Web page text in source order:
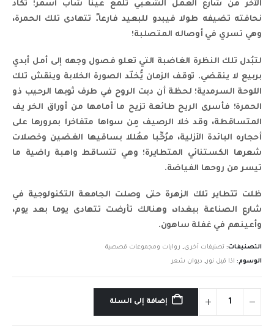
الآخر من شارع العمل الشعبي تلمع عينا شاب أسمر؛ تكاد
نحافته تضيفه طولا فيبدو للبعيد فارعا.ً تتهادى تلك الحمرة،
وهي تسري في أوصاله المتصلبة؛
لتبُدل تلك النظرة الغاضبة التي تعلو فصول وجهه إلى أمل أبدي
بربيع لا ينقضي. توقف الزمان يَُخلّد الصورة الخلابة وينقش تلك
اللوحة السرمدية؛ لحظة أن دبت الروح في طرف ثوبها الرحيب ذو
الحمرة؛ فأسرى الريح طائعة تزيح ما أمامها من أوراق الخر يف
المتساقطة، وقد خلا الرصيف مِن سواها متفاخرا بمرورها على
أحجاره البائدة الأزلية، مرُحِّبا مهُللا بساقيها الغضين وخصلات
شعرها الكستنائي المتطايرة؛ وهي تتساقط واهبة راضية ما
تيسر من روحها الفياضة.
ظلت تتطاير تلك الزهرة حتى وصلت الجامعة التكنولوجية في
شارع الصناعة ببغداد، وهنالك تأرضت تتهادى يوما بعد يوم،
وأعينهم في غفلة ساهون.
التصنيفات: تصنيفات أخرى, روايات ومجموعات قصصية
الوسوم: اذا قيل نور, ديوان شعر
إضافة إلى السلة